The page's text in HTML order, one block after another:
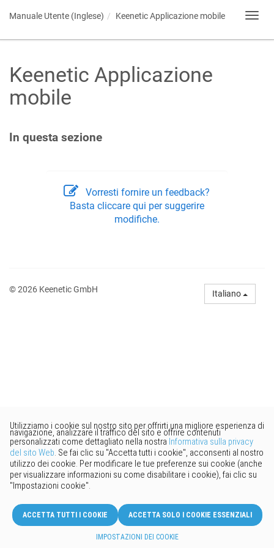
Manuale Utente (Inglese) KeeneticApplicazione mobile
Keenetic Applicazione
mobile
In questa sezione
Vorresti fornire un feedback?
Basta cliccare qui per suggerire
modifiche.
© 2026 Keenetic GmbH Italiano